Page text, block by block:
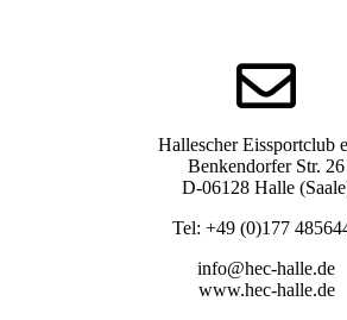
Hallescher Eissportclub
Benkendorfer Str. 26
D-06128 Halle
Tel: +49 (0)177
info@hec-halle.de
www.hec-halle.de